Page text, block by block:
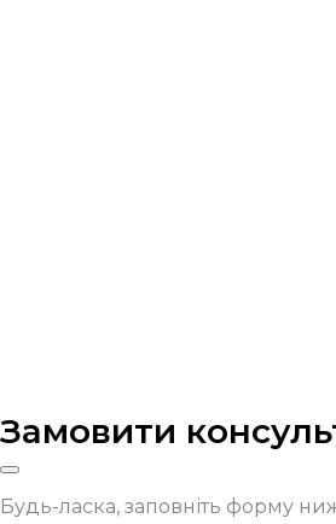
Замовити
Будь-ласка, заповніть форму